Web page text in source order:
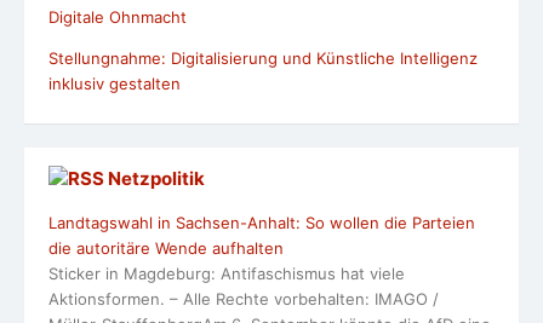
Digitale Ohnmacht
Stellungnahme: Digitalisierung und Künstliche Intelligenz
inklusiv gestalten
Netzpolitik
Landtagswahl in Sachsen-Anhalt: So wollen die Parteien
die autoritäre Wende aufhalten
Sticker in Magdeburg: Antifaschismus hat viele
Aktionsformen. – Alle Rechte vorbehalten: IMAGO /